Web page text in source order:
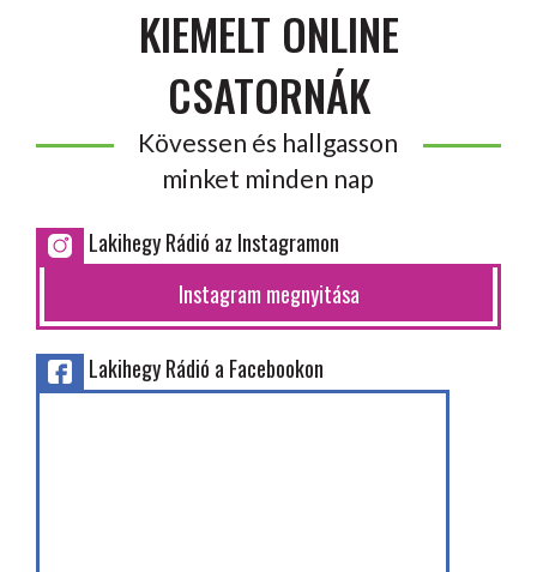
KIEMELT ONLINE
CSATORNÁK
Kövessen és hallgasson
minket minden nap
Lakihegy Rádió az Instagramon
Instagram megnyitása
Lakihegy Rádió a Facebookon